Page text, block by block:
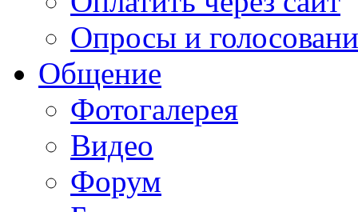
Опросы и
Общение
Фотогалерея
Видео
Форум